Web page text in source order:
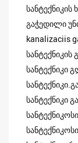
გაჭედილი
kanalizaciis
სანტექნიკის
სანტექნიკი
სანტექნიკი